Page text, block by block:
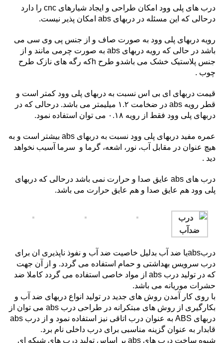
درب های پلی وود امکان طراحی و ایجاد شیارهای cnc را دارد
درحالی که این مسئله در دربهای abs امکان پذیر نیست.
رویه دربهای پلی وود به صورت صاف و از جنس پی وی سی می
باشد در حالی که رویه دربهای abs به صورت چرمی مانند و از
جنس پلاستیک خشک می باشدو طرح hکه رگه های نازک طرح
چوب .
قیمت دربهای ای بی اس نسبت به دربهای پلی وود کمتر است و
قطر رویه abs در ضخامت ۱.۲ میلیمتر می باشد. درحالی که در
دربهای پلی وود فقط از رویه ۰.۱۸ می توان استفاده نمود.
عمره مفید دربهای پلی وود نسبت به دربهای abs بیشتر است و به
هیچ عنوان در مقابل آب، نور، اشعه، گرما و سرما آسیب نخواهد
دید .
درب های abs عایق صدا و حرارت نمی باشد درحالی که دربهای
پلی وود هم عایق صدا و هم عایق حرارت می باشد.
دربabsیا ضد آب بدلیل خاصیت ضد آب و نفوذ ناپذیری ان برای
درب سرویس بهداشتی و حمام استفاده می گردد. و از آن جهت
که در تولید درب abs از مواد خاصی استفاده می گردد کاملا ضد
حشرات موریانه می باشد.
با روی کار آمدن روش های جدید در تولید انواع دربهای ضد آب و
بکارگیری از روش های مبتکرانه در طراحی درب abs می توان از
دربهای ABS به عنوان درب اتاقی نیز استفاده نمود و از درب abs
قابدار به عنوان گزینه مناسبی برای درب داخلی نام برد.
شیوه ساخت درب های abs بر اساس تولید درب های شبکه ای